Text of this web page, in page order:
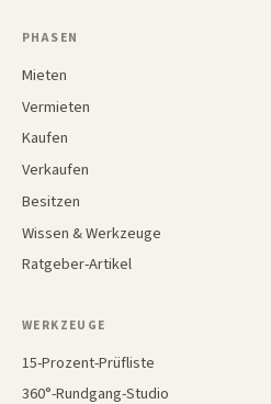
PHASEN
Mieten
Vermieten
Kaufen
Verkaufen
Besitzen
Wissen & Werkzeuge
Ratgeber-Artikel
WERKZEUGE
15-Prozent-Prüfliste
360°-Rundgang-Studio